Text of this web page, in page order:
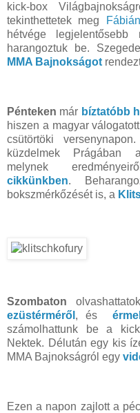
kick-box
tekinthettetek meg
hétvége legjelentősebb
harangoztuk be.
MMA Bajnokságot
Pénteken már bíztatóbb
hiszen a magyar
csütörtöki
küzdelmek Prágában
melynek
cikkünkben.
bokszmérkőzését is, a
Szombaton
ezüstérméről , és
számolhattunk be a
Nektek. Délután egy kis
MMA Bajnokságról egy
Ezen a napon zajlott a